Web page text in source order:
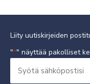
Liity uutiskirjeiden
"*" näyttää pakolliset
sähköpostisi